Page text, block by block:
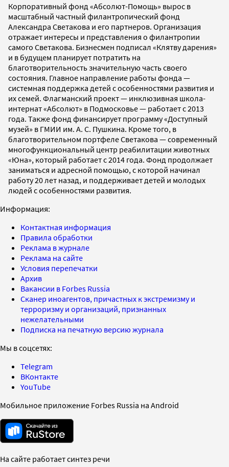
Корпоративный фонд «Абсолют-Помощь» вырос в
масштабный частный филантропический фонд
Александра Светакова и его партнеров. Организация
отражает интересы и представления о филантропии
самого Светакова. Бизнесмен подписал «Клятву дарения»
и в будущем планирует потратить на
благотворительность значительную часть своего
состояния. Главное направление работы фонда —
системная поддержка детей с особенностями развития и
их семей. Флагманский проект — инклюзивная школа-
интернат «Абсолют» в Подмосковье — работает с 2013
года. Также фонд финансирует программу «Доступный
музей» в ГМИИ им. А. С. Пушкина. Кроме того, в
благотворительном портфеле Светакова — современный
многофункциональный центр реабилитации животных
«Юна», который работает с 2014 года. Фонд продолжает
заниматься и адресной помощью, с которой начинал
работу 20 лет назад, и поддерживает детей и молодых
людей с особенностями развития.
Информация:
Контактная информация
Правила обработки
Реклама в журнале
Реклама на сайте
Условия перепечатки
Архив
Вакансии в Forbes Russia
Сканер иноагентов, причастных к экстремизму и
терроризму и организаций, признанных
нежелательными
Подписка на печатную версию журнала
Мы в соцсетях:
Telegram
ВКонтакте
YouTube
Мобильное приложение Forbes Russia на Android
На сайте работает синтез речи